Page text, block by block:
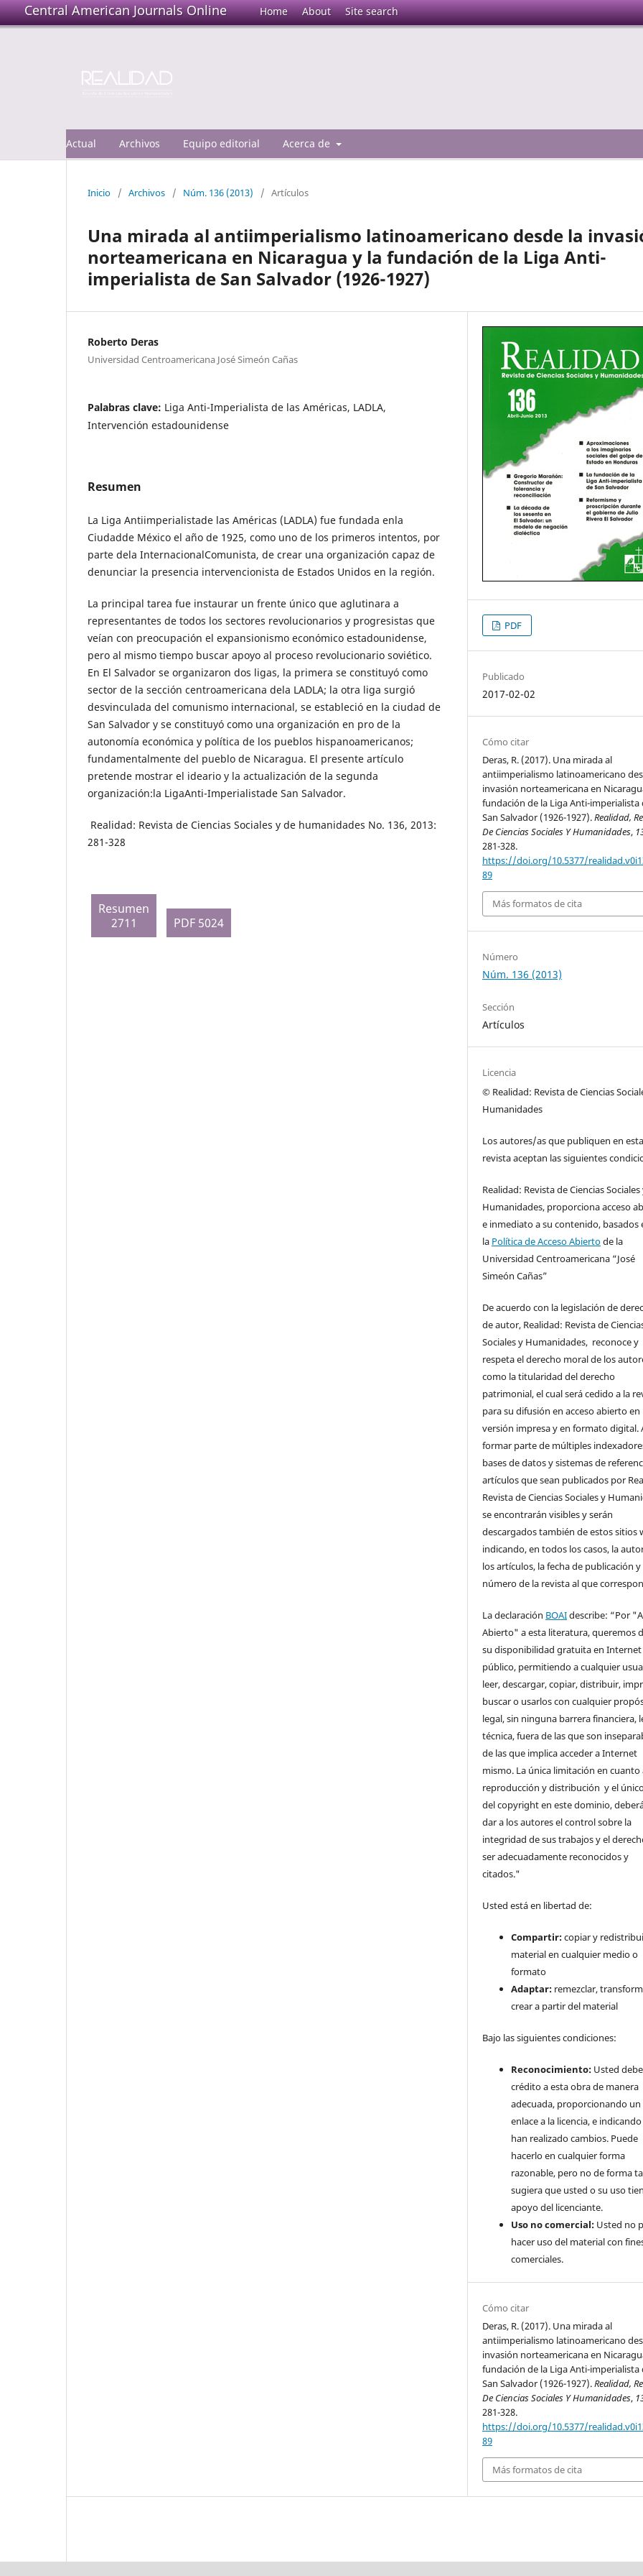
Central American Journals Online Home About Site search
Actual Archivos Equipo editorial Acerca de
Inicio / Archivos / Núm. 136 (2013) / Artículos
Una mirada al antiimperialismo latinoamericano desde la
norteamericana en Nicaragua y la fundación de la Liga Anti-
imperialista de San Salvador (1926-1927)
Roberto Deras
Universidad Centroamericana José Simeón Cañas
Palabras clave: Liga Anti-Imperialista de las Américas, LADLA,
Intervención estadounidense
Resumen
La Liga Antiimperialistade las Américas (LADLA) fue fundada enla
Ciudadde México el año de 1925, como uno de los primeros intentos, por
parte dela InternacionalComunista, de crear una organización capaz de
denunciar la presencia intervencionista de Estados Unidos en la región.
La principal tarea fue instaurar un frente único que aglutinara a
representantes de todos los sectores revolucionarios y progresistas que
veían con preocupación el expansionismo económico estadounidense,
pero al mismo tiempo buscar apoyo al proceso revolucionario soviético.
En El Salvador se organizaron dos ligas, la primera se constituyó como
sector de la sección centroamericana dela LADLA; la otra liga surgió
desvinculada del comunismo internacional, se estableció en la ciudad de
San Salvador y se constituyó como una organización en pro de la
autonomía económica y política de los pueblos hispanoamericanos;
fundamentalmente del pueblo de Nicaragua. El presente artículo
pretende mostrar el ideario y la actualización de la segunda
organización:la LigaAnti-Imperialistade San Salvador.
Realidad: Revista de Ciencias Sociales y de humanidades No. 136, 2013:
281-328
Resumen
2711
PDF 5024
PDF
Publicado
2017-02-02
Cómo citar
Deras, R. (2017). Una mirada al
antiimperialismo latinoamericano
invasión norteamericana en
fundación de la Liga Anti-imperialista
San Salvador (1926-1927).Realidad,
De Ciencias Sociales Y Humanidades,
281-328.
https://doi.org/10.5377/
89
Más formatos de cita
Número
Núm. 136 (2013)
Sección
Artículos
Licencia
© Realidad: Revista de Ciencias
Humanidades
Los autores/as que publiquen en esta
revista aceptan las siguientes
Realidad: Revista de Ciencias Sociales
Humanidades, proporciona acceso
e inmediato a su contenido, basados
la Política de Acceso Abiertode la
Universidad Centroamericana “José
Simeón Cañas”
De acuerdo con la legislación de
de autor, Realidad: Revista de
Sociales y Humanidades, reconoce y
respeta el derecho moral de los
como la titularidad del derecho
patrimonial, el cual será cedido a la
para su difusión en acceso abierto en
versión impresa y en formato digital.
formar parte de múltiples
bases de datos y sistemas de
artículos que sean publicados por
Revista de Ciencias Sociales y
se encontrarán visibles y serán
descargados también de estos sitios
indicando, en todos los casos, la
los artículos, la fecha de publicación y
número de la revista al que
La declaración BOAIdescribe: “Por
Abierto" a esta literatura, queremos
su disponibilidad gratuita en Internet
público, permitiendo a cualquier
leer, descargar, copiar, distribuir,
buscar o usarlos con cualquier
legal, sin ninguna barrera financiera,
técnica, fuera de las que son
de las que implica acceder a Internet
mismo. La única limitación en cuanto
reproducción y distribución y el
del copyright en este dominio,
dar a los autores el control sobre la
integridad de sus trabajos y el
ser adecuadamente reconocidos y
citados."
Usted está en libertad de:
Compartir:copiar y
material en cualquier medio o
formato
Adaptar: remezclar,
crear a partir del material
Bajo las siguientes condiciones:
Reconocimiento: Usted
crédito a esta obra de manera
adecuada, proporcionando un
enlace a la licencia, e indicando
han realizado cambios. Puede
hacerlo en cualquier forma
razonable, pero no de forma
sugiera que usted o su uso
apoyo del licenciante.
Uso no comercial: Usted no
hacer uso del material con
comerciales.
Cómo citar
Deras, R. (2017). Una mirada al
antiimperialismo latinoamericano
invasión norteamericana en
fundación de la Liga Anti-imperialista
San Salvador (1926-1927).Realidad,
De Ciencias Sociales Y Humanidades,
281-328.
https://doi.org/10.5377/
89
Más formatos de cita